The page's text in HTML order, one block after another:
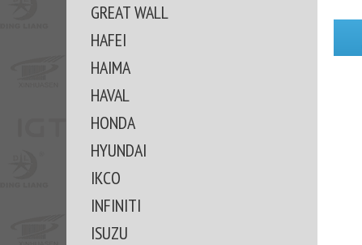
GREAT WALL
HAFEI
HAIMA
HAVAL
HONDA
HYUNDAI
IKCO
INFINITI
ISUZU